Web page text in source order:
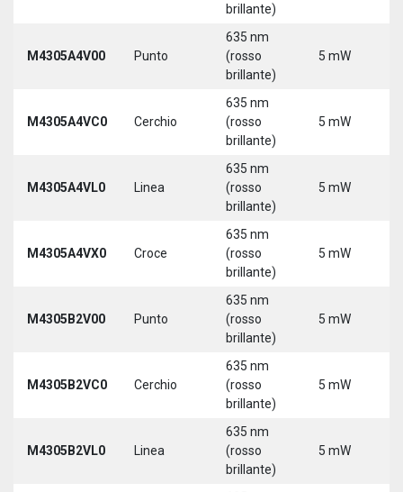
brillante)
M4305A4V00 Punto
635 nm
(rosso
brillante)
5 mW
M4305A4VC0 Cerchio
635 nm
(rosso
brillante)
5 mW
M4305A4VL0 Linea
635 nm
(rosso
brillante)
5 mW
M4305A4VX0 Croce
635 nm
(rosso
brillante)
5 mW
M4305B2V00 Punto
635 nm
(rosso
brillante)
5 mW
M4305B2VC0 Cerchio
635 nm
(rosso
brillante)
5 mW
M4305B2VL0 Linea
635 nm
(rosso
brillante)
5 mW